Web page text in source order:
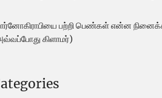
பற்றி பெண்கள் என்ன
கிளாமர்)